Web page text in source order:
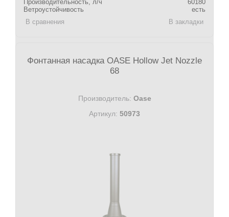
Производительность, л/ч
60180
Ветроустойчивость
есть
В сравнения
В закладки
Фонтанная насадка OASE Hollow Jet Nozzle
68
Производитель: Oase
Артикул: 50973